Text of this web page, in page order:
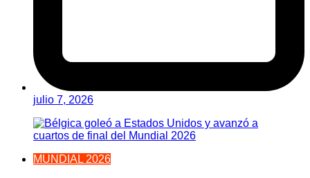
julio 7, 2026
MUNDIAL 2026